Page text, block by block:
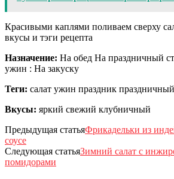
Красивыми каплями поливаем сверху
вкусы и тэги рецепта
Назначение: На обед На праздничный
ужин : На закуску
Теги: салат ужин праздник праздничный
Вкусы: яркий свежий клубничный
Предыдущая статьяФрикадельки из
соусе
Следующая статьяЗимний салат с
помидорами